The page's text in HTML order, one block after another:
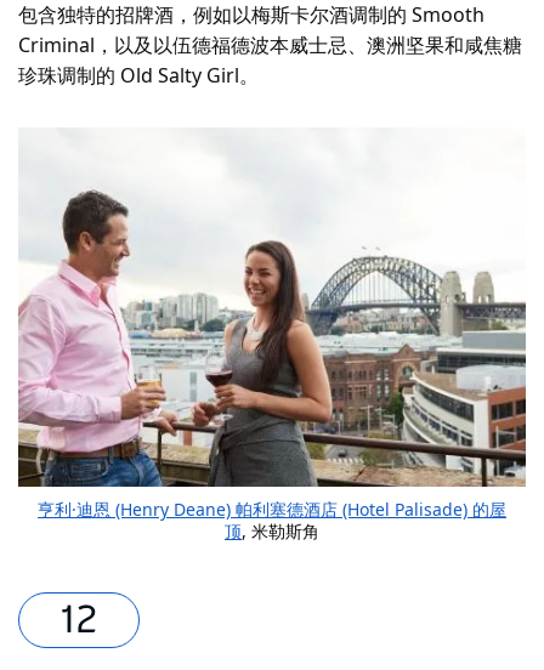
包含独特的招牌酒，例如以梅斯卡尔酒调制的 Smooth
Criminal，以及以伍德福德波本威士忌、澳洲坚果和咸焦糖
珍珠调制的 Old Salty Girl。
亨利·迪恩 (Henry Deane) 帕利塞德酒店 (Hotel Palisade) 的屋
顶, 米勒斯角